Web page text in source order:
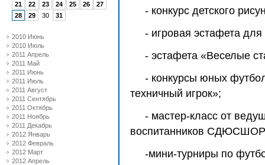
21
22 23 24 25 26
27
28
29 30 31
2010 Июнь
2010 Июль
2011 Апрель
2011 Май
2011 Июнь
2011 Июль
2011 Август
2011 Сентябрь
2011 Октябрь
2011 Ноябрь
2011 Декабрь
2012 Январь
2012 Февраль
2012 Март
2012 Апрель
- конкурс детского
- игровая эстафета
- эстафета «Веселые
- конкурсы юных
техничный игрок»;
- мастер-класс от
воспитанников
-мини-турниры по